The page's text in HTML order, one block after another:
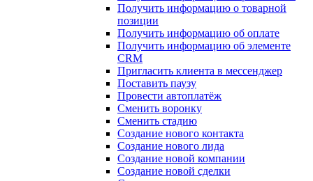
Получить информацию о товарной
позиции
Получить информацию об оплате
Получить информацию об элементе
CRM
Пригласить клиента в мессенджер
Поставить паузу
Провести автоплатёж
Сменить воронку
Сменить стадию
Создание нового контакта
Создание нового лида
Создание новой компании
Создание новой сделки